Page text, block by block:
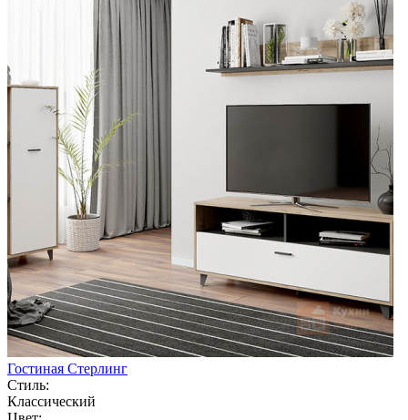
Гостиная Стерлинг
Стиль:
Классический